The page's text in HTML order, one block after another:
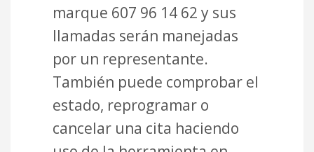
marque 607 96 14 62 y sus
llamadas serán manejadas
por un representante.
También puede comprobar el
estado, reprogramar o
cancelar una cita haciendo